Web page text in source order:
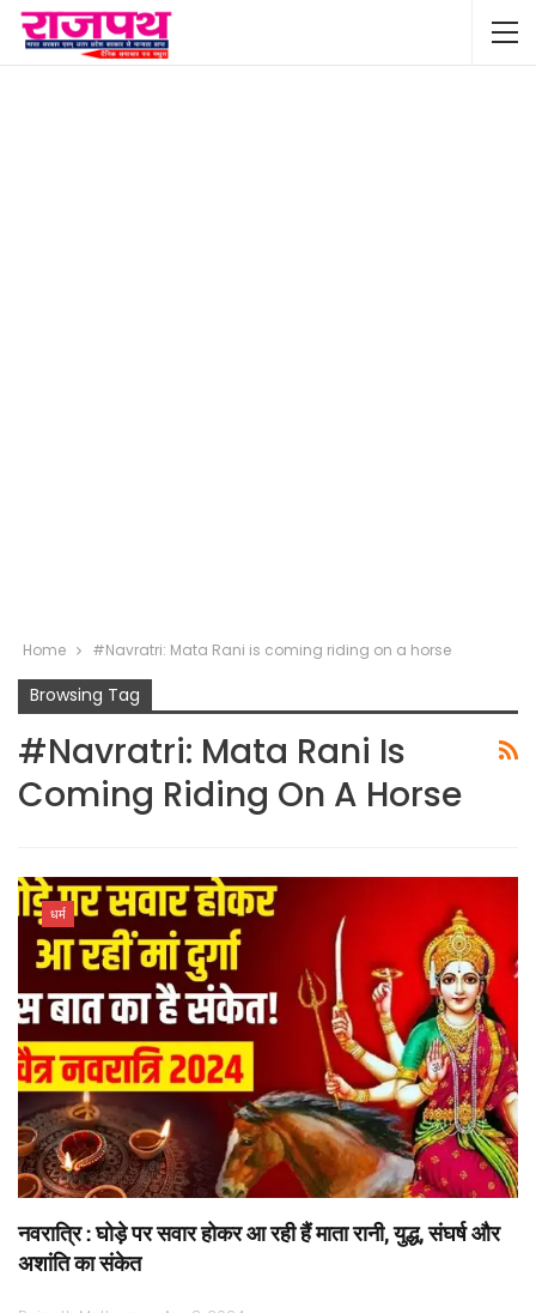
Home #Navratri: Mata Rani is coming riding on a horse
Browsing Tag
#Navratri: Mata Rani Is
Coming Riding On A Horse
धर्म
नवरात्रि : घोड़े पर सवार होकर आ रही हैं माता रानी, युद्ध, संघर्ष और
अशांति का संकेत